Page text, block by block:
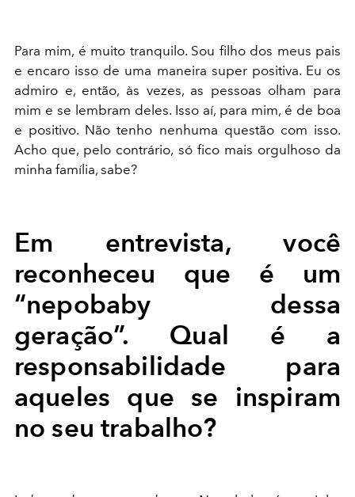
Para mim, é muito tranquilo. Sou filho dos meus pais
e encaro isso de uma maneira super positiva. Eu os
admiro e, então, às vezes, as pessoas olham para
mim e se lembram deles. Isso aí, para mim, é de boa
e positivo. Não tenho nenhuma questão com isso.
Acho que, pelo contrário, só fico mais orgulhoso da
minha família, sabe?
Em entrevista, você
reconheceu que é um
“nepobaby dessa
geração”. Qual é a
responsabilidade para
aqueles que se inspiram
no seu trabalho?